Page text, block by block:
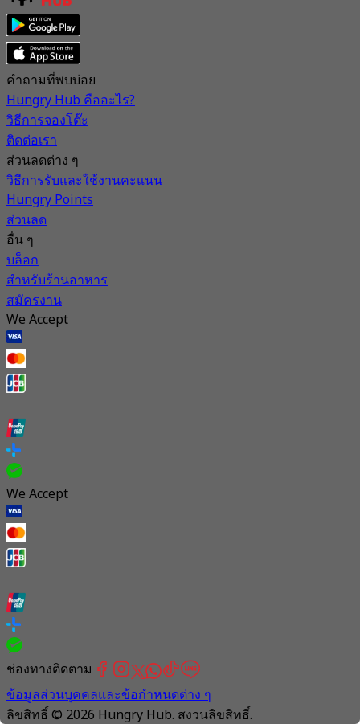
คำถามที่พบบ่อย
Hungry Hub คืออะไร?
วิธีการจองโต๊ะ
ติดต่อเรา
ส่วนลดต่าง ๆ
วิธีการรับและใช้งานคะแนน
Hungry Points
ส่วนลด
อื่น ๆ
บล็อก
สำหรับร้านอาหาร
สมัครงาน
We Accept
We Accept
ช่องทางติดตาม
ข้อมูลส่วนบุคคลและข้อกำหนดต่าง ๆ
ลิขสิทธิ์ © 2026 Hungry Hub. สงวนลิขสิทธิ์.